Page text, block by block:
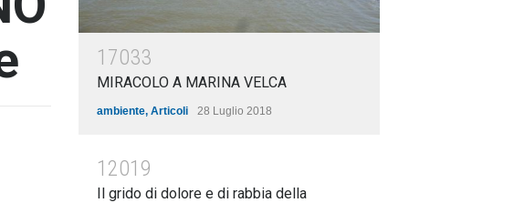
17033
MIRACOLO A MARINA VELCA
ambiente, Articoli 28 Luglio 2018
12019
Il grido di dolore e di rabbia della